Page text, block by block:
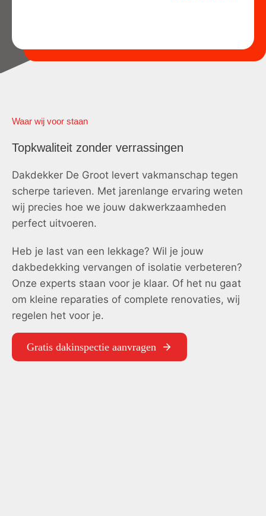
Waar wij voor staan
Topkwaliteit zonder verrassingen
Dakdekker De Groot levert vakmanschap tegen
scherpe tarieven. Met jarenlange ervaring weten
wij precies hoe we jouw dakwerkzaamheden
perfect uitvoeren.
Heb je last van een lekkage? Wil je jouw
dakbedekking vervangen of isolatie verbeteren?
Onze experts staan voor je klaar. Of het nu gaat
om kleine reparaties of complete renovaties, wij
regelen het voor je.
Gratis dakinspectie aanvragen